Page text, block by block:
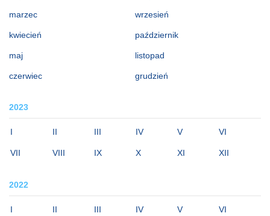
marzec
kwiecień
maj
czerwiec
wrzesień
październik
listopad
grudzień
2023
I II III IV V VI
VII VIII IX X XI XII
2022
I II III IV V VI